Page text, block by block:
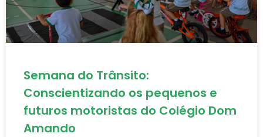
Semana do Trânsito:
Conscientizando os pequenos e
futuros motoristas do Colégio Dom
Amando